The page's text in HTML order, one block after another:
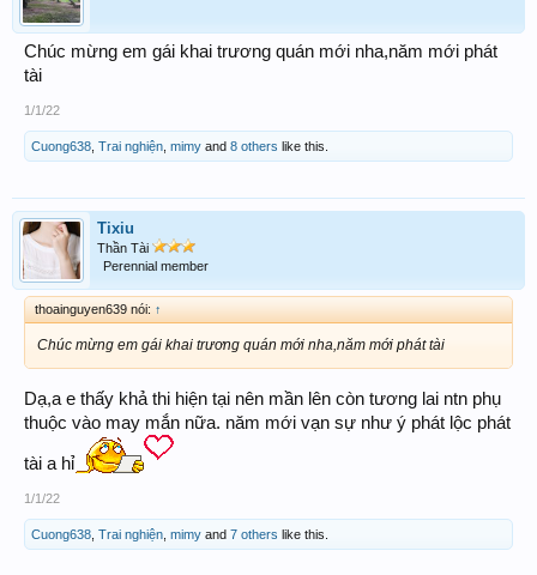
Chúc mừng em gái khai trương quán mới nha,năm mới phát
tài
1/1/22
Cuong638 Trai nghiện mimy and 8 others like this.
Tixiu
Thần Tài
Perennial member
thoainguyen639 nói: ↑
Chúc mừng em gái khai trương quán mới nha,năm mới phát tài
Dạ,a e thấy khả thi hiện tại nên mần lên còn tương lai ntn phụ
thuộc vào may mắn nữa. năm mới vạn sự như ý phát lộc phát
tài a hỉ
1/1/22
Cuong638 Trai nghiện mimy and 7 others like this.